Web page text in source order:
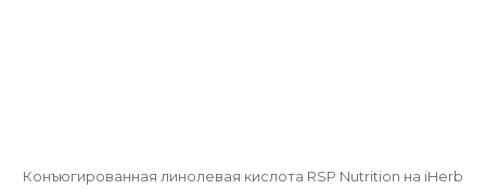
Конъюгированная линолевая кислота RSP Nutrition на iHerb